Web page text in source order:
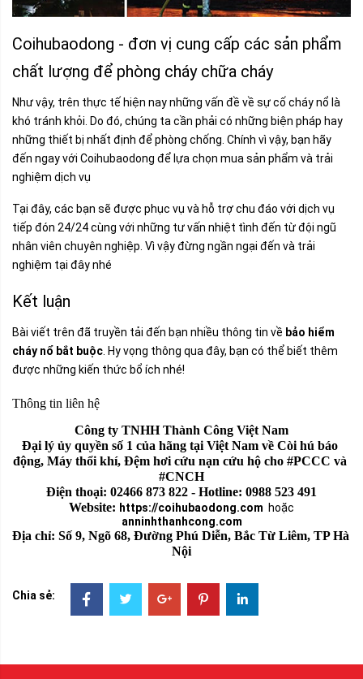
Coihubaodong - đơn vị cung cấp các sản phẩm
chất lượng để phòng cháy chữa cháy
Như vậy, trên thực tế hiện nay những vấn đề về sự cố cháy nổ là
khó tránh khỏi. Do đó, chúng ta cần phải có những biện pháp hay
những thiết bị nhất định để phòng chống. Chính vì vậy, bạn hãy
đến ngay với Coihubaodong để lựa chọn mua sản phẩm và trải
nghiệm dịch vụ
Tại đây, các bạn sẽ được phục vụ và hỗ trợ chu đáo với dịch vụ
tiếp đón 24/24 cùng với những tư vấn nhiệt tình đến từ đội ngũ
nhân viên chuyên nghiệp. Vì vậy đừng ngần ngại đến và trải
nghiệm tại đây nhé
Kết luận
Bài viết trên đã truyền tải đến bạn nhiều thông tin về bảo hiểm
cháy nổ bắt buộc . Hy vọng thông qua đây, bạn có thể biết thêm
được những kiến thức bổ ích nhé!
Thông tin liên hệ
Công ty TNHH Thành Công Việt Nam
Đại lý ủy quyền số 1 của hãng tại Việt Nam về Còi hú báo
động, Máy thổi khí, Đệm hơi cứu nạn cứu hộ cho #PCCC và
#CNCH
Điện thoại: 02466 873 822 - Hotline: 0988 523 491
Website: https://coihubaodong.com hoặc
anninhthanhcong.com
Địa chỉ: Số 9, Ngõ 68, Đường Phú Diễn, Bắc Từ Liêm, TP Hà
Nội
Chia sẻ: